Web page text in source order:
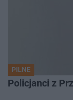
PILNE
Policjanci z